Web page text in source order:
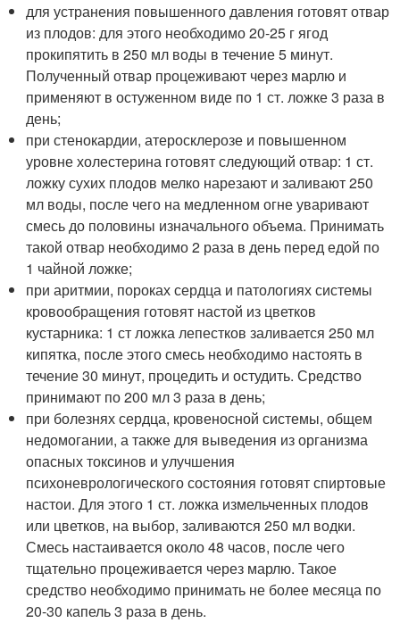
для устранения повышенного давления готовят отвар
из плодов: для этого необходимо 20-25 г ягод
прокипятить в 250 мл воды в течение 5 минут.
Полученный отвар процеживают через марлю и
применяют в остуженном виде по 1 ст. ложке 3 раза в
день;
при стенокардии, атеросклерозе и повышенном
уровне холестерина готовят следующий отвар: 1 ст.
ложку сухих плодов мелко нарезают и заливают 250
мл воды, после чего на медленном огне уваривают
смесь до половины изначального объема. Принимать
такой отвар необходимо 2 раза в день перед едой по
1 чайной ложке;
при аритмии, пороках сердца и патологиях системы
кровообращения готовят настой из цветков
кустарника: 1 ст ложка лепестков заливается 250 мл
кипятка, после этого смесь необходимо настоять в
течение 30 минут, процедить и остудить. Средство
принимают по 200 мл 3 раза в день;
при болезнях сердца, кровеносной системы, общем
недомогании, а также для выведения из организма
опасных токсинов и улучшения
психоневрологического состояния готовят спиртовые
настои. Для этого 1 ст. ложка измельченных плодов
или цветков, на выбор, заливаются 250 мл водки.
Смесь настаивается около 48 часов, после чего
тщательно процеживается через марлю. Такое
средство необходимо принимать не более месяца по
20-30 капель 3 раза в день.